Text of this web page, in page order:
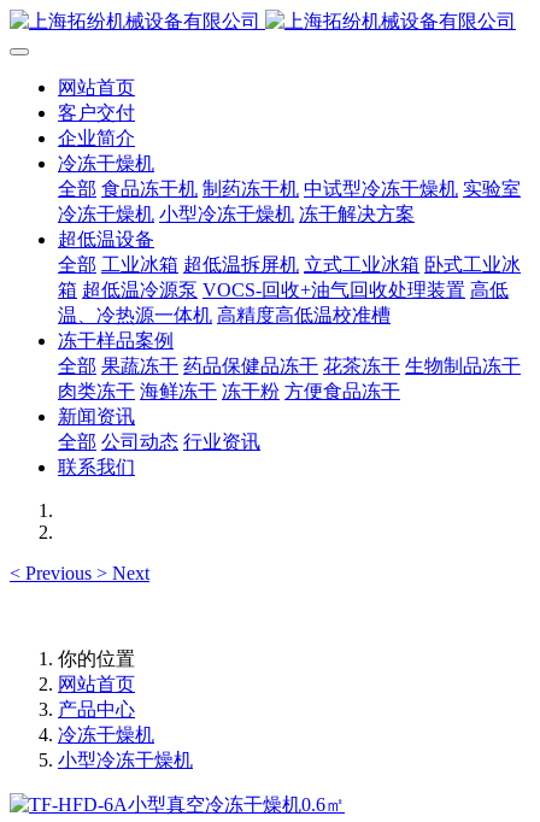
网站首页
客户交付
企业简介
冷冻干燥机
全部 食品冻干机 制药冻干机 中试型冷冻干燥机 实验室
冷冻干燥机 小型冷冻干燥机 冻干解决方案
超低温设备
全部 工业冰箱 超低温拆屏机 立式工业冰箱 卧式工业冰
箱 超低温冷源泵 VOCS-回收+油气回收处理装置 高低
温、冷热源一体机 高精度高低温校准槽
冻干样品案例
全部 果蔬冻干 药品保健品冻干 花茶冻干 生物制品冻干
肉类冻干 海鲜冻干 冻干粉 方便食品冻干
新闻资讯
全部 公司动态 行业资讯
联系我们
< Previous > Next
你的位置
网站首页
产品中心
冷冻干燥机
小型冷冻干燥机